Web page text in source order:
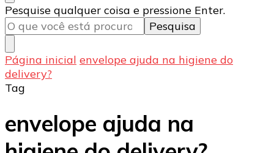
Procurando
algo?
Pesquise qualquer coisa e pressione Enter.
Página inicial envelope ajuda na higiene do
delivery?
Tag
envelope ajuda na